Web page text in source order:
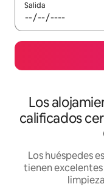
Salida
Los
calificados
Los huéspedes
tienen